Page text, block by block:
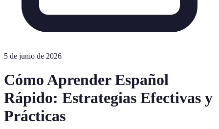
5 de junio de 2026
Cómo Aprender Español
Rápido: Estrategias Efectivas y
Prácticas